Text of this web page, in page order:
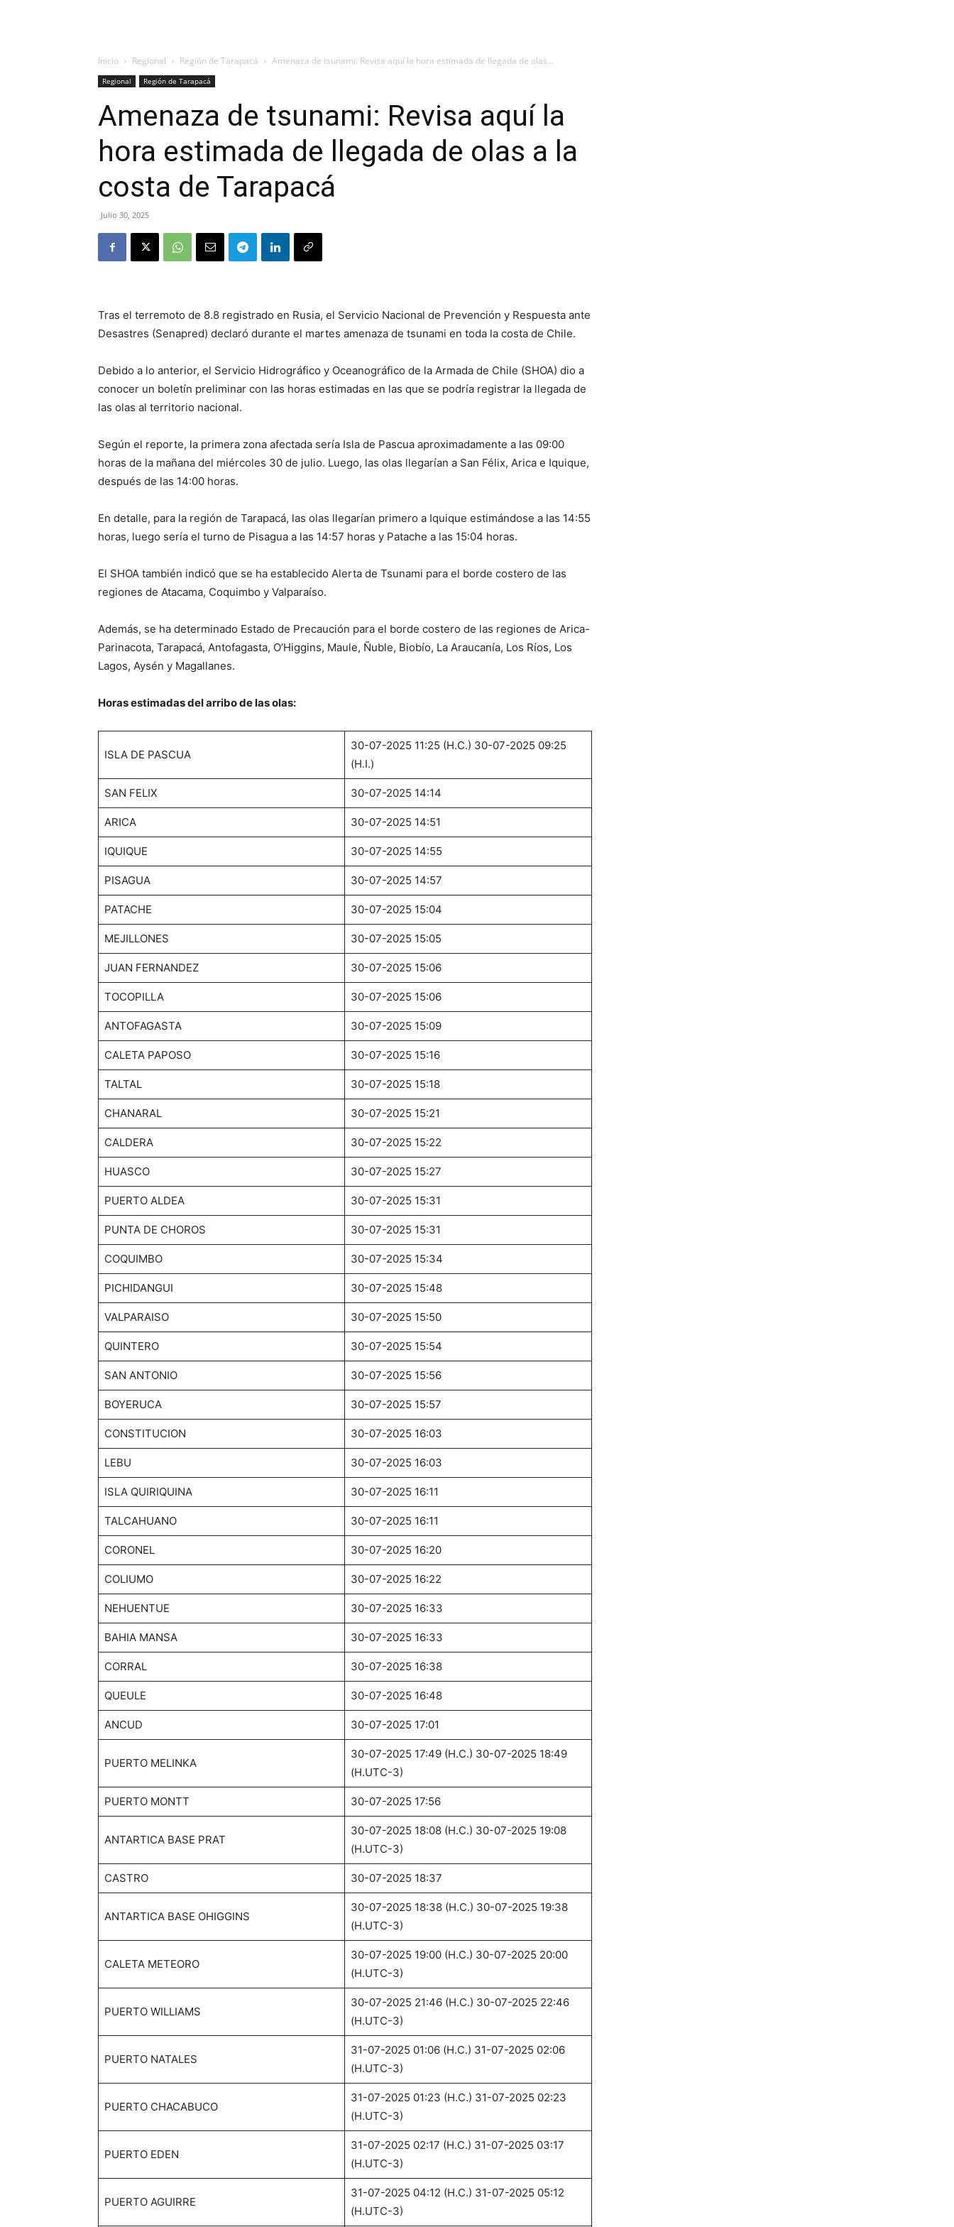
Inicio Regional Región de Tarapacá Amenaza de tsunami: Revisa aquí la hora estimada de llegada de olas...
Regional Región de Tarapacá
Amenaza de tsunami: Revisa aquí la
hora estimada de llegada de olas a la
costa de Tarapacá
Julio 30, 2025
Tras el terremoto de 8.8 registrado en Rusia, el Servicio Nacional de Prevención y Respuesta ante
Desastres (Senapred) declaró durante el martes amenaza de tsunami en toda la costa de Chile.
Debido a lo anterior, el Servicio Hidrográfico y Oceanográfico de la Armada de Chile (SHOA) dio a
conocer un boletín preliminar con las horas estimadas en las que se podría registrar la llegada de
las olas al territorio nacional.
Según el reporte, la primera zona afectada sería Isla de Pascua aproximadamente a las 09:00
horas de la mañana del miércoles 30 de julio. Luego, las olas llegarían a San Félix, Arica e Iquique,
después de las 14:00 horas.
En detalle, para la región de Tarapacá, las olas llegarían primero a Iquique estimándose a las 14:55
horas, luego sería el turno de Pisagua a las 14:57 horas y Patache a las 15:04 horas.
El SHOA también indicó que se ha establecido Alerta de Tsunami para el borde costero de las
regiones de Atacama, Coquimbo y Valparaíso.
Además, se ha determinado Estado de Precaución para el borde costero de las regiones de Arica-
Parinacota, Tarapacá, Antofagasta, O’Higgins, Maule, Ñuble, Biobío, La Araucanía, Los Ríos, Los
Lagos, Aysén y Magallanes.
Horas estimadas del arribo de las olas:
ISLA DE PASCUA
30-07-2025 11:25 (H.C.) 30-07-2025 09:25
(H.I.)
SAN FELIX 30-07-2025 14:14
ARICA 30-07-2025 14:51
IQUIQUE 30-07-2025 14:55
PISAGUA 30-07-2025 14:57
PATACHE 30-07-2025 15:04
MEJILLONES 30-07-2025 15:05
JUAN FERNANDEZ 30-07-2025 15:06
TOCOPILLA 30-07-2025 15:06
ANTOFAGASTA 30-07-2025 15:09
CALETA PAPOSO 30-07-2025 15:16
TALTAL 30-07-2025 15:18
CHANARAL 30-07-2025 15:21
CALDERA 30-07-2025 15:22
HUASCO 30-07-2025 15:27
PUERTO ALDEA 30-07-2025 15:31
PUNTA DE CHOROS 30-07-2025 15:31
COQUIMBO 30-07-2025 15:34
PICHIDANGUI 30-07-2025 15:48
VALPARAISO 30-07-2025 15:50
QUINTERO 30-07-2025 15:54
SAN ANTONIO 30-07-2025 15:56
BOYERUCA 30-07-2025 15:57
CONSTITUCION 30-07-2025 16:03
LEBU 30-07-2025 16:03
ISLA QUIRIQUINA 30-07-2025 16:11
TALCAHUANO 30-07-2025 16:11
CORONEL 30-07-2025 16:20
COLIUMO 30-07-2025 16:22
NEHUENTUE 30-07-2025 16:33
BAHIA MANSA 30-07-2025 16:33
CORRAL 30-07-2025 16:38
QUEULE 30-07-2025 16:48
ANCUD 30-07-2025 17:01
PUERTO MELINKA
30-07-2025 17:49 (H.C.) 30-07-2025 18:49
(H.UTC-3)
PUERTO MONTT 30-07-2025 17:56
ANTARTICA BASE PRAT
30-07-2025 18:08 (H.C.) 30-07-2025 19:08
(H.UTC-3)
CASTRO 30-07-2025 18:37
ANTARTICA BASE OHIGGINS
30-07-2025 18:38 (H.C.) 30-07-2025 19:38
(H.UTC-3)
CALETA METEORO
30-07-2025 19:00 (H.C.) 30-07-2025 20:00
(H.UTC-3)
PUERTO WILLIAMS
30-07-2025 21:46 (H.C.) 30-07-2025 22:46
(H.UTC-3)
PUERTO NATALES
31-07-2025 01:06 (H.C.) 31-07-2025 02:06
(H.UTC-3)
PUERTO CHACABUCO
31-07-2025 01:23 (H.C.) 31-07-2025 02:23
(H.UTC-3)
PUERTO EDEN
31-07-2025 02:17 (H.C.) 31-07-2025 03:17
(H.UTC-3)
PUERTO AGUIRRE
31-07-2025 04:12 (H.C.) 31-07-2025 05:12
(H.UTC-3)